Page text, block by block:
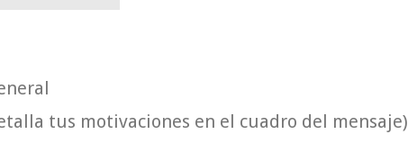
tus motivaciones en el cuadro del mensaje)